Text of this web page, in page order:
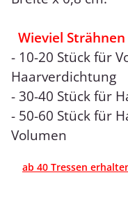
Wieviel
- 10-20 Stück für
Haarverdichtung
- 30-40 Stück für
- 50-60 Stück für
Volumen
ab 40 Tressen